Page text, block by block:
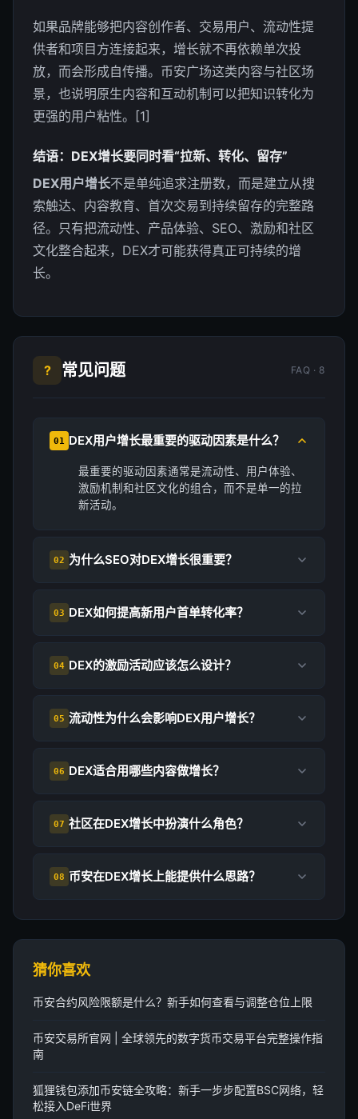
如果品牌能够把内容创作者、交易用户、流动性提
供者和项目方连接起来，增长就不再依赖单次投
放，而会形成自传播。币安广场这类内容与社区场
景，也说明原生内容和互动机制可以把知识转化为
更强的用户粘性。[1]
结语：DEX增长要同时看“拉新、转化、留存”
DEX用户增长不是单纯追求注册数，而是建立从搜
索触达、内容教育、首次交易到持续留存的完整路
径。只有把流动性、产品体验、SEO、激励和社区
文化整合起来，DEX才可能获得真正可持续的增
长。
? 常见问题 FAQ · 8
01 DEX用户增长最重要的驱动因素是什么？
最重要的驱动因素通常是流动性、用户体验、
激励机制和社区文化的组合，而不是单一的拉
新活动。
02 为什么SEO对DEX增长很重要？
03 DEX如何提高新用户首单转化率？
04 DEX的激励活动应该怎么设计？
05 流动性为什么会影响DEX用户增长？
06 DEX适合用哪些内容做增长？
07 社区在DEX增长中扮演什么角色？
08 币安在DEX增长上能提供什么思路？
猜你喜欢
币安合约风险限额是什么？新手如何查看与调整仓位上限
币安交易所官网 | 全球领先的数字货币交易平台完整操作指
南
狐狸钱包添加币安链全攻略：新手一步步配置BSC网络，轻
松接入DeFi世界